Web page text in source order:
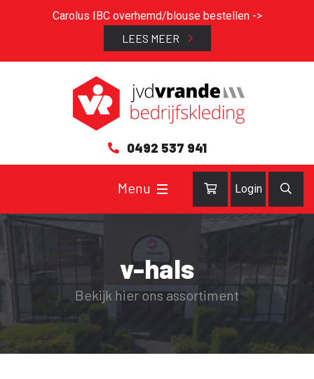
Carolus IBC overhemd/blouse bestellen ->
LEES MEER
0492 537 941
Login
v-hals
Bekijk hier ons assortiment